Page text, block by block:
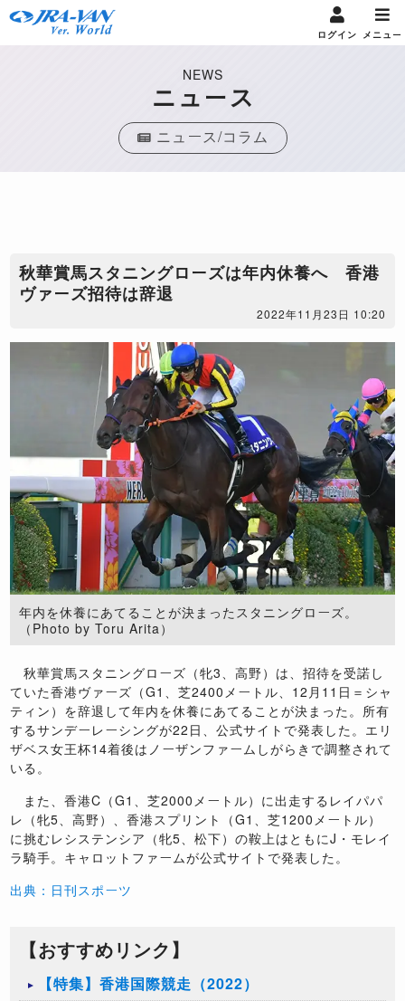
ログイン メニュー
NEWS
ニュース
ニュース/コラム
秋華賞馬スタニングローズは年内休養へ 香港
ヴァーズ招待は辞退
2022年11月23日 10:20
年内を休養にあてることが決まったスタニングローズ。
（Photo by Toru Arita）
秋華賞馬スタニングローズ（牝3、高野）は、招待を受諾し
ていた香港ヴァーズ（G1、芝2400メートル、12月11日＝シャ
ティン）を辞退して年内を休養にあてることが決まった。所有
するサンデーレーシングが22日、公式サイトで発表した。エリ
ザベス女王杯14着後はノーザンファームしがらきで調整されて
いる。
また、香港C（G1、芝2000メートル）に出走するレイパパ
レ（牝5、高野）、香港スプリント（G1、芝1200メートル）
に挑むレシステンシア（牝5、松下）の鞍上はともにJ・モレイ
ラ騎手。キャロットファームが公式サイトで発表した。
出典：日刊スポーツ
【おすすめリンク】
【特集】香港国際競走（2022）